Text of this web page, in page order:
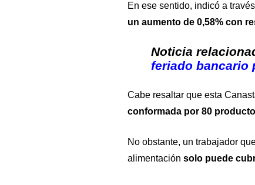
En ese sentido, indicó a
un aumento de 0,58% con
Noticia
feriado bancario
Cabe resaltar que esta
conformada por 80
No obstante, un trabajador
alimentación solo puede